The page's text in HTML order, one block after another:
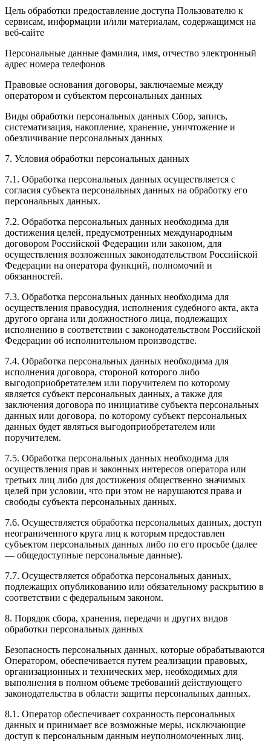
Цель обработки предоставление доступа Пользователю к
сервисам, информации и/или материалам, содержащимся на
веб-сайте
Персональные данные фамилия, имя, отчество электронный
адрес номера телефонов
Правовые основания договоры, заключаемые между
оператором и субъектом персональных данных
Виды обработки персональных данных Сбор, запись,
систематизация, накопление, хранение, уничтожение и
обезличивание персональных данных
7. Условия обработки персональных данных
7.1. Обработка персональных данных осуществляется с
согласия субъекта персональных данных на обработку его
персональных данных.
7.2. Обработка персональных данных необходима для
достижения целей, предусмотренных международным
договором Российской Федерации или законом, для
осуществления возложенных законодательством Российской
Федерации на оператора функций, полномочий и
обязанностей.
7.3. Обработка персональных данных необходима для
осуществления правосудия, исполнения судебного акта, акта
другого органа или должностного лица, подлежащих
исполнению в соответствии с законодательством Российской
Федерации об исполнительном производстве.
7.4. Обработка персональных данных необходима для
исполнения договора, стороной которого либо
выгодоприобретателем или поручителем по которому
является субъект персональных данных, а также для
заключения договора по инициативе субъекта персональных
данных или договора, по которому субъект персональных
данных будет являться выгодоприобретателем или
поручителем.
7.5. Обработка персональных данных необходима для
осуществления прав и законных интересов оператора или
третьих лиц либо для достижения общественно значимых
целей при условии, что при этом не нарушаются права и
свободы субъекта персональных данных.
7.6. Осуществляется обработка персональных данных, доступ
неограниченного круга лиц к которым предоставлен
субъектом персональных данных либо по его просьбе (далее
— общедоступные персональные данные).
7.7. Осуществляется обработка персональных данных,
подлежащих опубликованию или обязательному раскрытию в
соответствии с федеральным законом.
8. Порядок сбора, хранения, передачи и других видов
обработки персональных данных
Безопасность персональных данных, которые обрабатываются
Оператором, обеспечивается путем реализации правовых,
организационных и технических мер, необходимых для
выполнения в полном объеме требований действующего
законодательства в области защиты персональных данных.
8.1. Оператор обеспечивает сохранность персональных
данных и принимает все возможные меры, исключающие
доступ к персональным данным неуполномоченных лиц.